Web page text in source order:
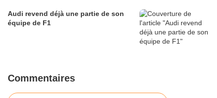
Audi revend déjà une partie de son
équipe de F1
Commentaires